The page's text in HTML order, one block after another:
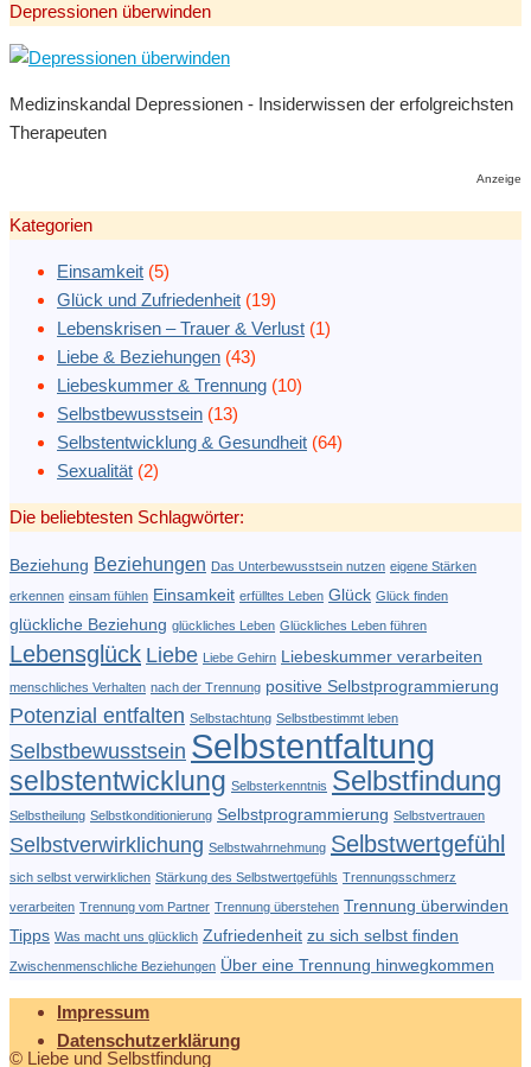
Depressionen überwinden
Medizinskandal Depressionen - Insiderwissen der erfolgreichsten
Therapeuten
Anzeige
Kategorien
Einsamkeit (5)
Glück und Zufriedenheit (19)
Lebenskrisen – Trauer & Verlust (1)
Liebe & Beziehungen (43)
Liebeskummer & Trennung (10)
Selbstbewusstsein (13)
Selbstentwicklung & Gesundheit (64)
Sexualität (2)
Die beliebtesten Schlagwörter:
Beziehung Beziehungen Das Unterbewusstsein nutzen eigene Stärken
erkennen einsam fühlen Einsamkeit erfülltes Leben Glück Glück finden
glückliche Beziehung glückliches Leben Glückliches Leben führen
Lebensglück Liebe Liebe Gehirn Liebeskummer verarbeiten
menschliches Verhalten nach der Trennung positive Selbstprogrammierung
Potenzial entfalten Selbstachtung Selbstbestimmt leben
Selbstbewusstsein Selbstentfaltung
selbstentwicklung Selbsterkenntnis Selbstfindung
Selbstheilung Selbstkonditionierung Selbstprogrammierung Selbstvertrauen
Selbstverwirklichung Selbstwahrnehmung Selbstwertgefühl
sich selbst verwirklichen Stärkung des Selbstwertgefühls Trennungsschmerz
verarbeiten Trennung vom Partner Trennung überstehen Trennung überwinden
Tipps Was macht uns glücklich Zufriedenheit zu sich selbst finden
Zwischenmenschliche Beziehungen Über eine Trennung hinwegkommen
Impressum
Datenschutzerklärung
© Liebe und Selbstfindung